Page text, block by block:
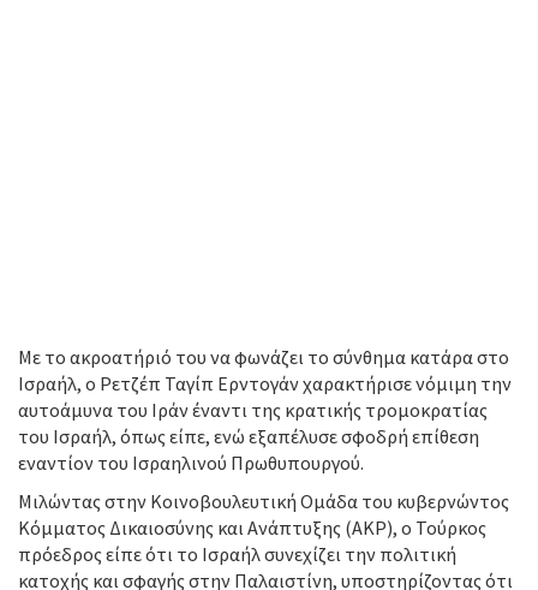
Με το ακροατήριό του να φωνάζει το σύνθημα κατάρα στο
Ισραήλ, ο Ρετζέπ Ταγίπ Ερντογάν χαρακτήρισε νόμιμη την
αυτοάμυνα του Ιράν έναντι της κρατικής τρομοκρατίας
του Ισραήλ, όπως είπε, ενώ εξαπέλυσε σφοδρή επίθεση
εναντίον του Ισραηλινού Πρωθυπουργού.
Μιλώντας στην Κοινοβουλευτική Ομάδα του κυβερνώντος
Κόμματος Δικαιοσύνης και Ανάπτυξης (ΑΚΡ), ο Τούρκος
πρόεδρος είπε ότι το Ισραήλ συνεχίζει την πολιτική
κατοχής και σφαγής στην Παλαιστίνη, υποστηρίζοντας ότι